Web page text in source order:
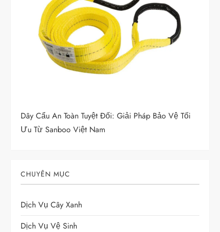
Dây Cẩu An Toàn Tuyệt Đối: Giải Pháp Bảo Vệ Tối
Ưu Từ Sanboo Việt Nam
CHUYÊN MỤC
Dịch Vụ Cây Xanh
Dịch Vụ Vệ Sinh